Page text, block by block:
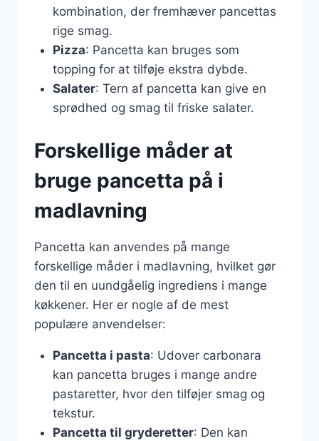
kombination, der fremhæver pancettas
rige smag.
Pizza: Pancetta kan bruges som
topping for at tilføje ekstra dybde.
Salater: Tern af pancetta kan give en
sprødhed og smag til friske salater.
Forskellige måder at
bruge pancetta på i
madlavning
Pancetta kan anvendes på mange
forskellige måder i madlavning, hvilket gør
den til en uundgåelig ingrediens i mange
køkkener. Her er nogle af de mest
populære anvendelser:
Pancetta i pasta: Udover carbonara
kan pancetta bruges i mange andre
pastaretter, hvor den tilføjer smag og
tekstur.
Pancetta til gryderetter: Den kan